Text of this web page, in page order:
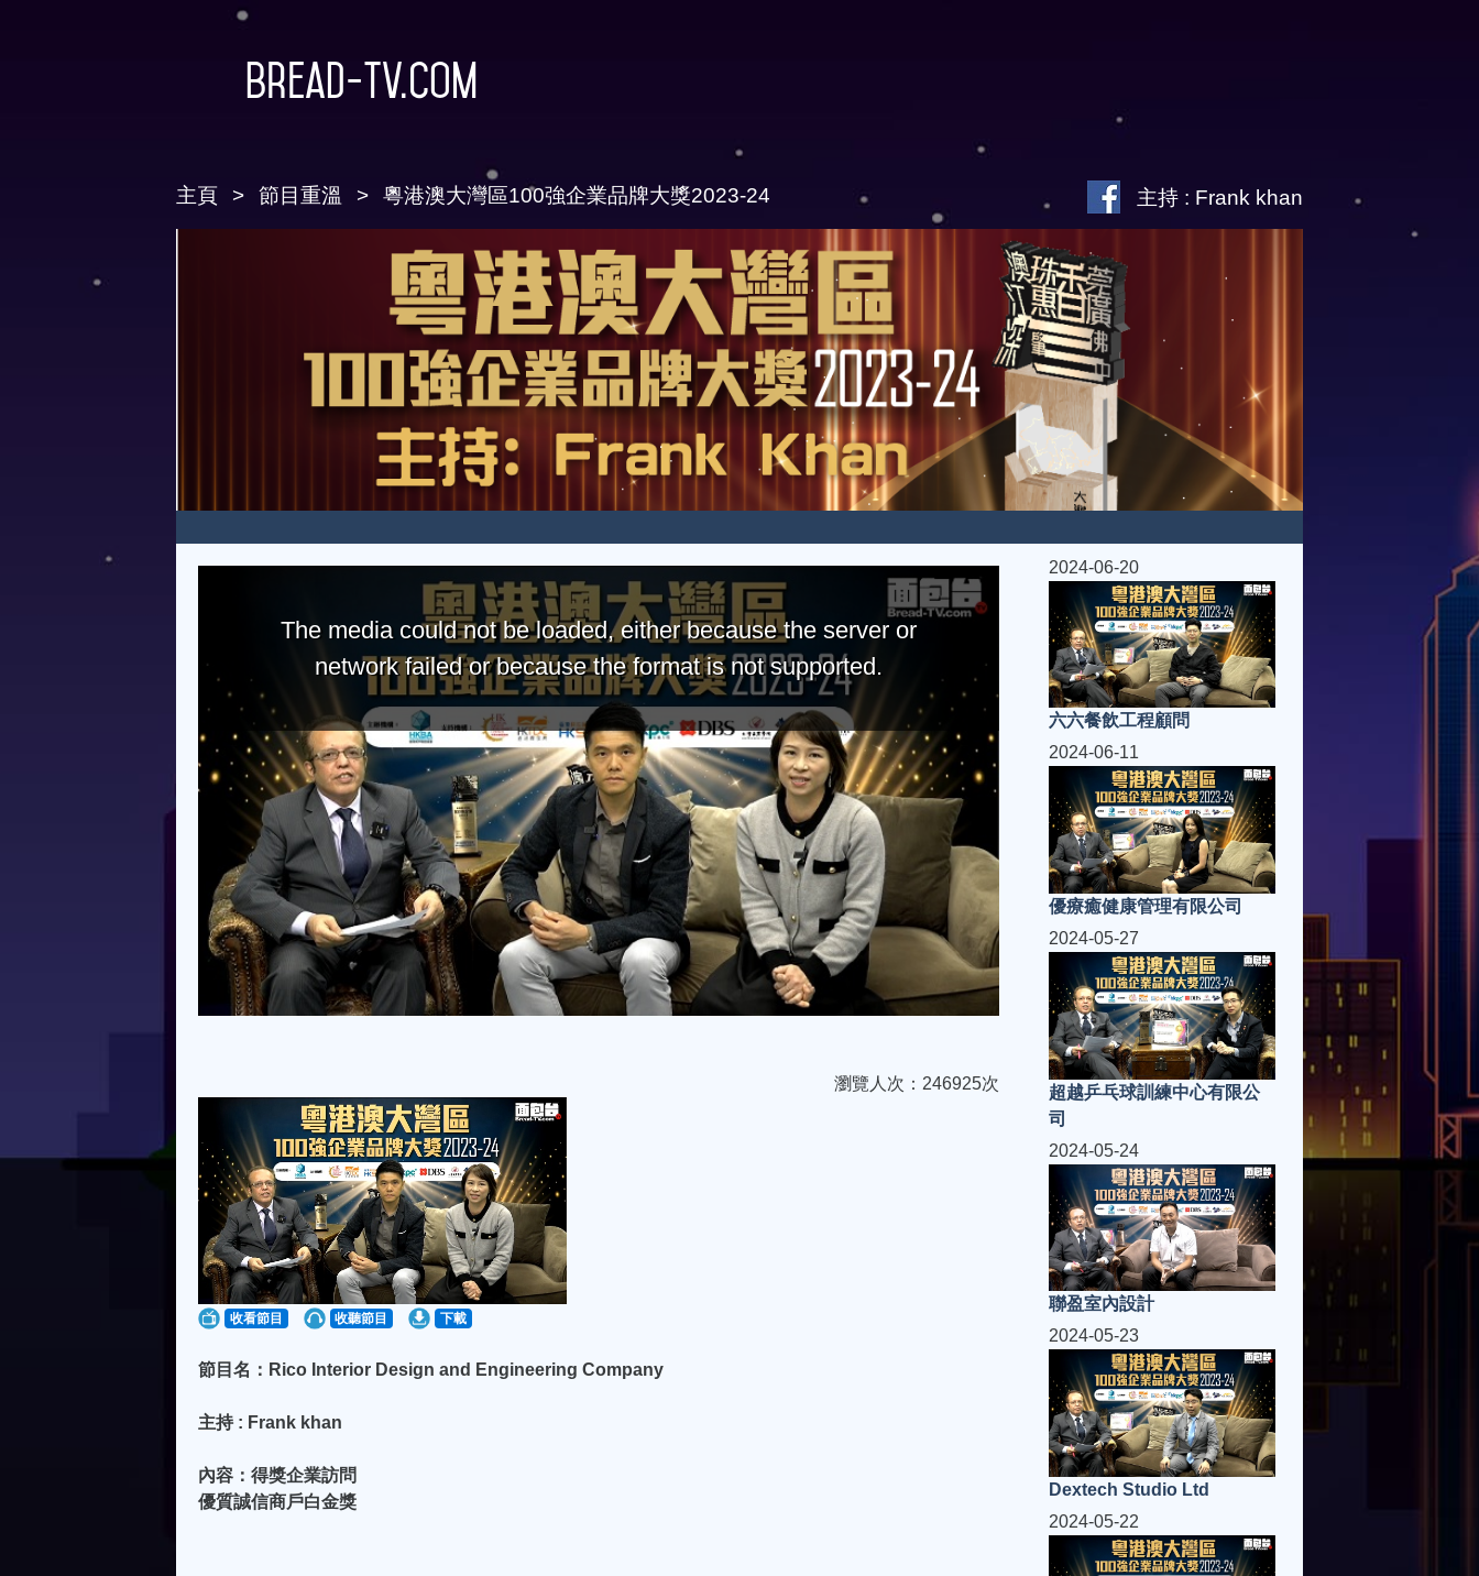
Bread-TV.com
主頁 節目重溫 粵港澳大灣區100強企業品牌大獎2023-24 主持 : Frank khan
The media could not be loaded, either because the server or
network failed or because the format is not supported.
瀏覽人次：246925次
收看節目 收聽節目 下載
節目名：Rico Interior Design and Engineering Company
主持 : Frank khan
內容：得獎企業訪問
優質誠信商戶白金獎
2024-06-20
六六餐飲工程顧問
2024-06-11
優療癒健康管理有限公司
2024-05-27
超越乒乓球訓練中心有限公
司
2024-05-24
聯盈室內設計
2024-05-23
Dextech Studio Ltd
2024-05-22